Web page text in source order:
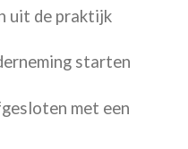
uit de praktijk
starten
met een